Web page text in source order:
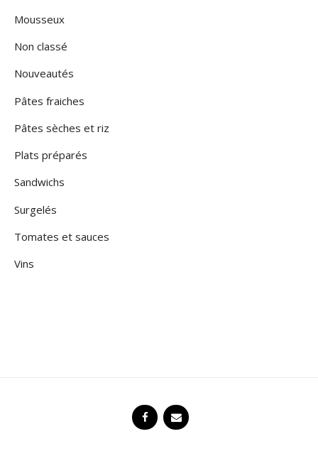
Mousseux
Non classé
Nouveautés
Pâtes fraiches
Pâtes sèches et riz
Plats préparés
Sandwichs
Surgelés
Tomates et sauces
Vins